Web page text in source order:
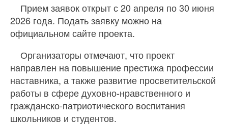
Прием заявок открыт с 20 апреля по 30 июня
2026 года. Подать заявку можно на
официальном сайте проекта.
Организаторы отмечают, что проект
направлен на повышение престижа профессии
наставника, а также развитие просветительской
работы в сфере духовно-нравственного и
гражданско-патриотического воспитания
школьников и студентов.